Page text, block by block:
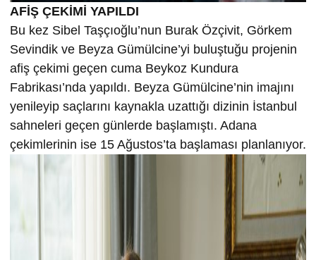
AFİŞ ÇEKİMİ YAPILDI
Bu kez Sibel Taşçıoğlu’nun Burak Özçivit, Görkem
Sevindik ve Beyza Gümülcine’yi buluştuğu projenin
afiş çekimi geçen cuma Beykoz Kundura
Fabrikası’nda yapıldı. Beyza Gümülcine’nin imajını
yenileyip saçlarını kaynakla uzattığı dizinin İstanbul
sahneleri geçen günlerde başlamıştı. Adana
çekimlerinin ise 15 Ağustos’ta başlaması planlanıyor.